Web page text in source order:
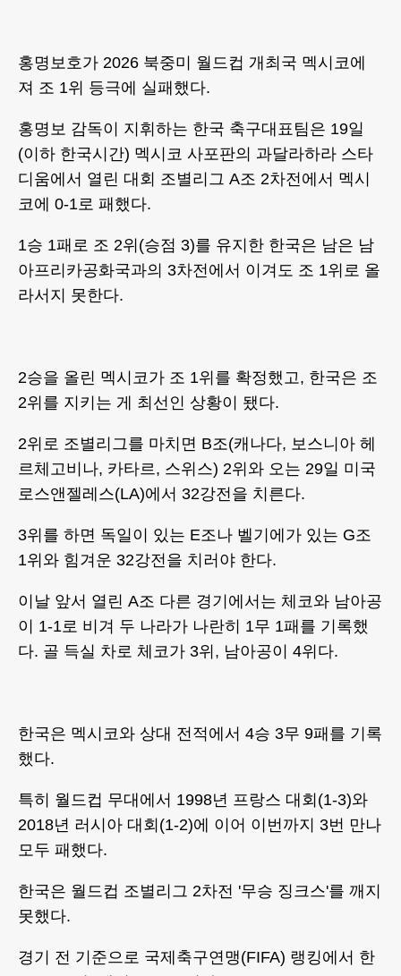
홍명보호가 2026 북중미 월드컵 개최국 멕시코에
져 조 1위 등극에 실패했다.
홍명보 감독이 지휘하는 한국 축구대표팀은 19일
(이하 한국시간) 멕시코 사포판의 과달라하라 스타
디움에서 열린 대회 조별리그 A조 2차전에서 멕시
코에 0-1로 패했다.
1승 1패로 조 2위(승점 3)를 유지한 한국은 남은 남
아프리카공화국과의 3차전에서 이겨도 조 1위로 올
라서지 못한다.
2승을 올린 멕시코가 조 1위를 확정했고, 한국은 조
2위를 지키는 게 최선인 상황이 됐다.
2위로 조별리그를 마치면 B조(캐나다, 보스니아 헤
르체고비나, 카타르, 스위스) 2위와 오는 29일 미국
로스앤젤레스(LA)에서 32강전을 치른다.
3위를 하면 독일이 있는 E조나 벨기에가 있는 G조
1위와 힘겨운 32강전을 치러야 한다.
이날 앞서 열린 A조 다른 경기에서는 체코와 남아공
이 1-1로 비겨 두 나라가 나란히 1무 1패를 기록했
다. 골 득실 차로 체코가 3위, 남아공이 4위다.
한국은 멕시코와 상대 전적에서 4승 3무 9패를 기록
했다.
특히 월드컵 무대에서 1998년 프랑스 대회(1-3)와
2018년 러시아 대회(1-2)에 이어 이번까지 3번 만나
모두 패했다.
한국은 월드컵 조별리그 2차전 '무승 징크스'를 깨지
못했다.
경기 전 기준으로 국제축구연맹(FIFA) 랭킹에서 한